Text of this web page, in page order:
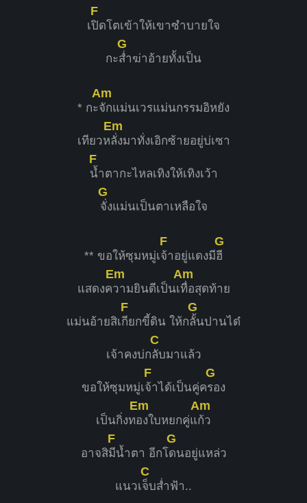
เ
F
ปิดโตเข้าให้เขาซำบายใจ
กะ
G
ส่ำฆ่าอ้ายทั้งเป็น
* กะ
Am
จักแม่นเวรแม่นกรรมอิหยัง
เทียวห
Em
ลั่งมาทั่งเอิกซ้ายอยู่บ่เซา
F
น้ำตากะไหลเทิงให้เทิงเว้า
G
จั่งแม่นเป็นตาเหลือใจ
** ขอให้ซุมหมู่เ
F
จ้าอยู่แดงมี
G
ฮี
แสดงค
Em
วามยินดีเป็นเ
Am
ทื่อสุดท้าย
แม่นอ้ายสิเ
F
กียกขี้ดิน ให้ก
G
ลั้นปานได๋
เจ้าคงบ่ก
C
ลับมาแล้ว
ขอให้ซุมหมู่เ
F
จ้าได้เป็นคู่ค
G
รอง
เป็นกิ่งท
Em
องใบหยกคู่แ
Am
ก้ว
อาจสิ
F
มีน้ำตา อีกโ
G
ดนอยู่แหล่ว
แนวเ
C
จ็บส่ำฟ้า..